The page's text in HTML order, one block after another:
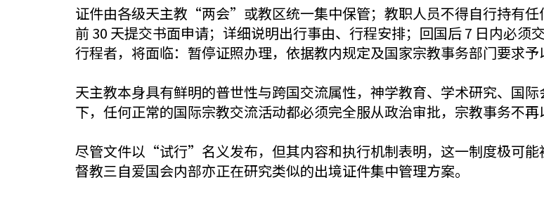
证件由各级天主教“两会”或教区统一集中保管；教职人员不得自行持有
前 30 天提交书面申请；详细说明出行事由、行程安排；回国后 7 日内必
行程者，将面临：暂停证照办理，依据教内规定及国家宗教事务部门要求
天主教本身具有鲜明的普世性与跨国交流属性，神学教育、学术研究、国
下，任何正常的国际宗教交流活动都必须完全服从政治审批，宗教事务不
尽管文件以“试行”名义发布，但其内容和执行机制表明，这一制度极可
督教三自爱国会内部亦正在研究类似的出境证件集中管理方案。